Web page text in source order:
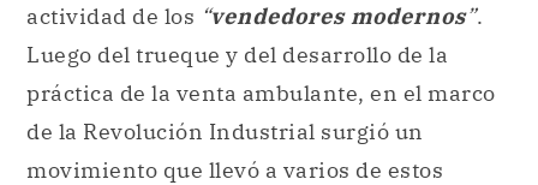
actividad de los “vendedores modernos”.
Luego del trueque y del desarrollo de la
práctica de la venta ambulante, en el marco
de la Revolución Industrial surgió un
movimiento que llevó a varios de estos